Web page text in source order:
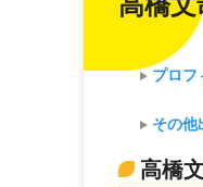
プロフ
その他
高橋